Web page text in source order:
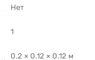
Нет
1
0.2 × 0.12 × 0.12 м